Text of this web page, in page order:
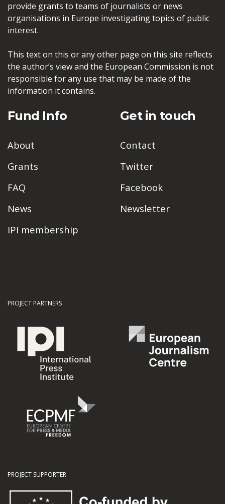
provide grants to teams of journalists or news
organisations in Europe investigating topics of public
interest.
This text on this or any other page on this site reflects
the author’s view and the European Commission is not
responsible for any use that may be made of the
information it contains.
Fund Info
About
Grants
FAQ
News
IPI membership
Get in touch
Contact
Twitter
Facebook
Newsletter
PROJECT PARTNERS
PROJECT SUPPORTER